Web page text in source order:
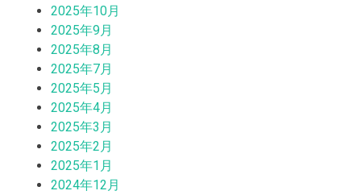
2025年10月
2025年9月
2025年8月
2025年7月
2025年5月
2025年4月
2025年3月
2025年2月
2025年1月
2024年12月